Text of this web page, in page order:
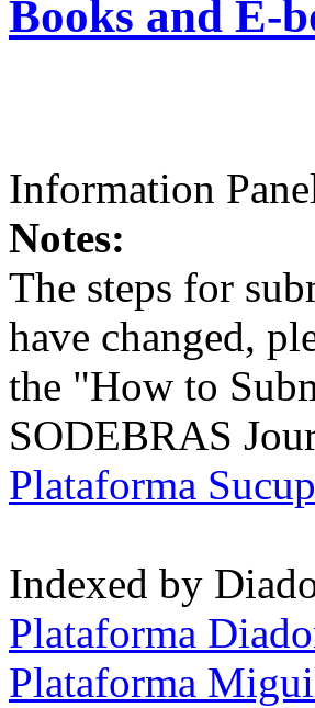
Books and E-
Information
Notes:
The steps for
have changed,
the "How to
SODEBRAS
Plataforma
Indexed by
Plataforma
Plataforma